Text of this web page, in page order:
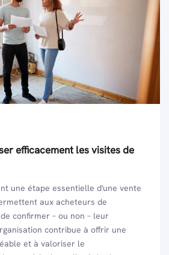
efficacement les visites de
une étape essentielle d'une vente
aux acheteurs de
confirmer – ou non – leur
contribue à offrir une
et à valoriser le